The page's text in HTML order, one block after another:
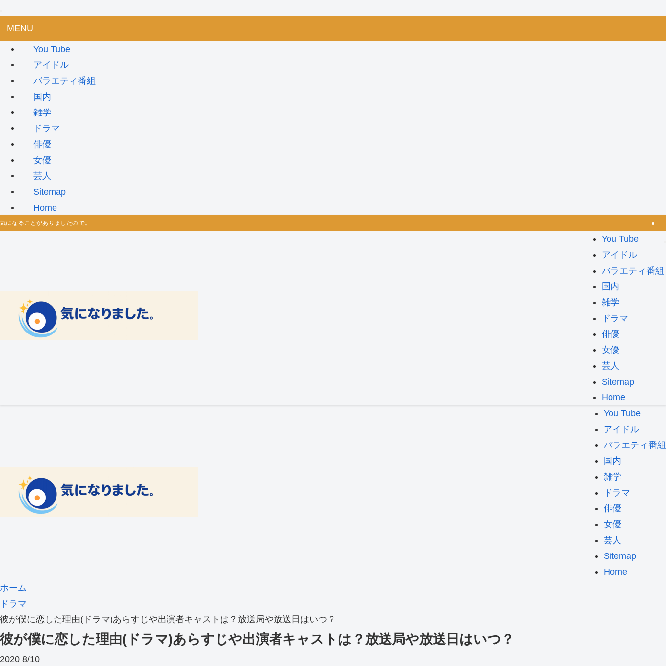
MENU
You Tube
アイドル
バラエティ番組
国内
雑学
ドラマ
俳優
女優
芸人
Sitemap
Home
気になることがありましたので。
You Tube
アイドル
バラエティ番組
国内
雑学
ドラマ
俳優
女優
芸人
Sitemap
Home
You Tube
アイドル
バラエティ番組
国内
雑学
ドラマ
俳優
女優
芸人
Sitemap
Home
ホーム
ドラマ
彼が僕に恋した理由(ドラマ)あらすじや出演者キャストは？放送局や放送日はいつ？
彼が僕に恋した理由(ドラマ)あらすじや出演者キャストは？放送局や放送日はいつ？
2020 8/10